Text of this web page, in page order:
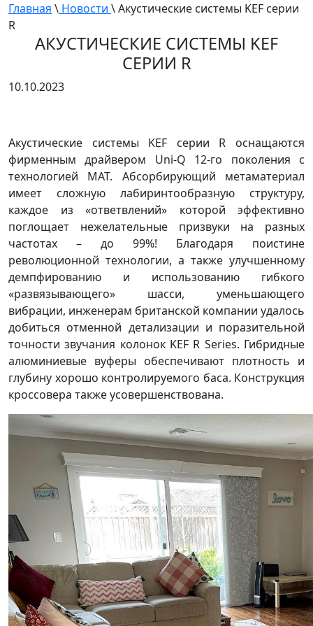
Главная \ Новости \ Акустические системы KEF серии
R
АКУСТИЧЕСКИЕ СИСТЕМЫ KEF
СЕРИИ R
10.10.2023
Акустические системы KEF серии R оснащаются
фирменным драйвером Uni-Q 12-го поколения с
технологией MAT. Абсорбирующий метаматериал
имеет сложную лабиринтообразную структуру,
каждое из «ответвлений» которой эффективно
поглощает нежелательные призвуки на разных
частотах – до 99%! Благодаря поистине
революционной технологии, а также улучшенному
демпфированию и использованию гибкого
«развязывающего» шасси, уменьшающего
вибрации, инженерам британской компании удалось
добиться отменной детализации и поразительной
точности звучания колонок KEF R Series. Гибридные
алюминиевые вуферы обеспечивают плотность и
глубину хорошо контролируемого баса. Конструкция
кроссовера также усовершенствована.